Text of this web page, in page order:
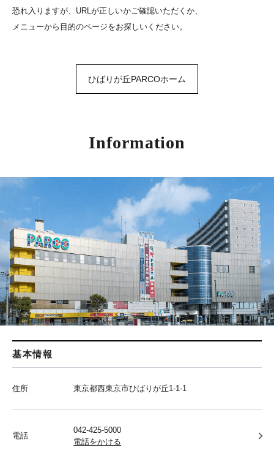
恐れ入りますが、URLが正しいかご確認いただくか、
メニューから目的のページをお探しいください。
ひばりが丘PARCOホーム
Information
基本情報
住所 東京都西東京市ひばりが丘1-1-1
電話
042-425-5000
電話をかける